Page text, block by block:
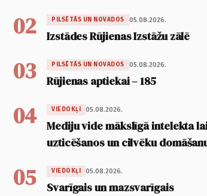
02 PILSĒTĀS UN NOVADOS 05.08.2026.
Izstādes Rūjienas Izstāžu zālē
03 PILSĒTĀS UN NOVADOS 05.08.2026.
Rūjienas aptiekai – 185
04 VIEDOKĻI 05.08.2026.
Mediju vide mākslīgā intelekta
uzticēšanos un cilvēku
05 VIEDOKĻI 05.08.2026.
Svarīgais un mazsvarīgais